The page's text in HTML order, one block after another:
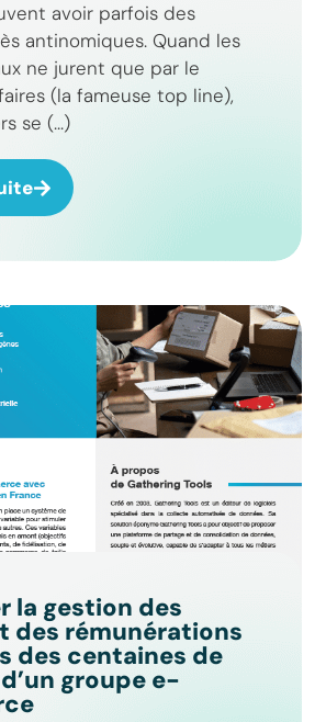
avoir parfois des
antinomiques. Quand les
ne jurent que par le
(la fameuse top line),
se (...)
la gestion des
des rémunérations
des centaines de
groupe e-